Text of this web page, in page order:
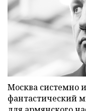
Москва системно
фантастический